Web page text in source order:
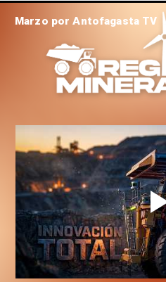
Marzo por Antofagasta TV